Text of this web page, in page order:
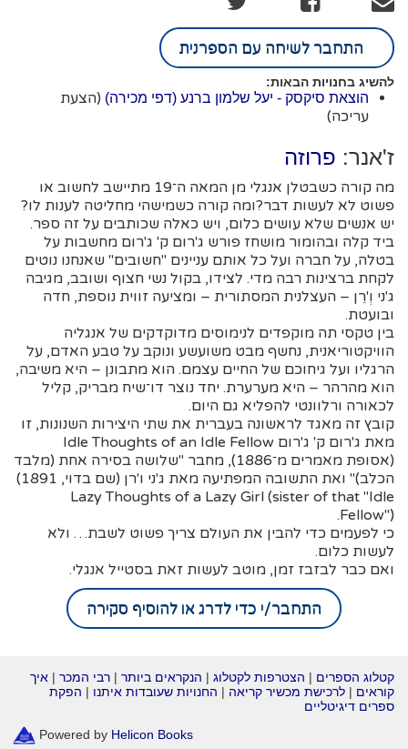
התחבר לשיחה עם הספרנית
להשיג בחנויות הבאות:
הוצאת סיקסק - יעל שלמון ברנע (דפי מכירה) (הצעת
עריכה)
ז'אנר: פרוזה
מה קורה כשבטלן אנגלי מן המאה ה־19 מתיישב לחשוב או
פשוט לא לעשות דבר?ומה קורה כשמישהי מחליטה לענות לו?
יש אנשים שלא עושים כלום, ויש כאלה שכותבים על זה ספר.
ביד קלה ובהומור מושחז פורש ג'רום ק' ג'רום מחשבות על
בטלה, על חברה ועל כל אותם עניינים "חשובים" שאנחנו נוטים
לקחת ברצינות רבה מדי. לצידו, בקול נשי חצוף ושובב, מגיבה
ג'ני וְ'רֵן – העצלנית המסתורית – ומציעה זווית נוספת, חדה
ובועטת.
בין טקסי תה מוקפדים לנימוסים מדוקדקים של אנגליה
הוויקטוריאנית, נחשף מבט משועשע ונוקב על טבע האדם, על
הרגליו ועל גיחוכם של החיים עצמם. הוא מתבונן – היא משיבה,
הוא מהרהר – היא מערערת. יחד נוצר דו־שיח מבריק, קליל
לכאורה ורלוונטי להפליא גם היום.
קובץ זה מאגד לראשונה בעברית את שתי היצירות השנונות, זו
מאת ג'רום ק' ג'רום Idle Thoughts of an Idle Fellow
(אסופת מאמרים מ־1886), מחבר "שלושה בסירה אחת (מלבד
הכלב)" ואת התשובה המפתיעה מאת ג'ני ו'רן (שם בדוי, 1891)
Lazy Thoughts of a Lazy Girl (sister of that "Idle
Fellow").
כי לפעמים כדי להבין את העולם צריך פשוט לשבת… ולא
לעשות כלום.
ואם כבר לבזבז זמן, מוטב לעשות זאת בסטייל אנגלי.
התחבר/י כדי לדרג או להוסיף סקירה
קטלוג הספרים | הצטרפות לקטלוג | הנקראים ביותר | רבי המכר | איך
קוראים | לרכישת מכשיר קריאה | החנויות שעובדות איתנו | הפקת
ספרים דיגיטליים
Powered by Helicon Books